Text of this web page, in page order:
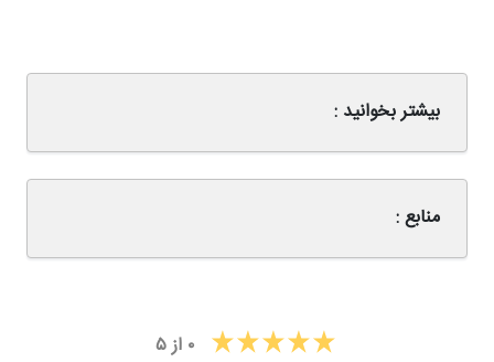
بیشتر بخوانید :
منابع :
۰ از۵